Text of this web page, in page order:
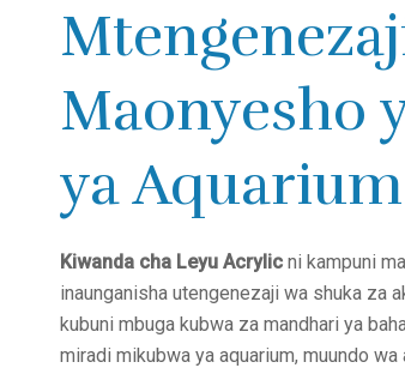
Maonyesho
ya Aquarium
Kiwanda cha Leyu Acrylic ni kampuni
inaunganisha utengenezaji wa shuka za
kubuni mbuga kubwa za mandhari ya
miradi mikubwa ya aquarium, muundo